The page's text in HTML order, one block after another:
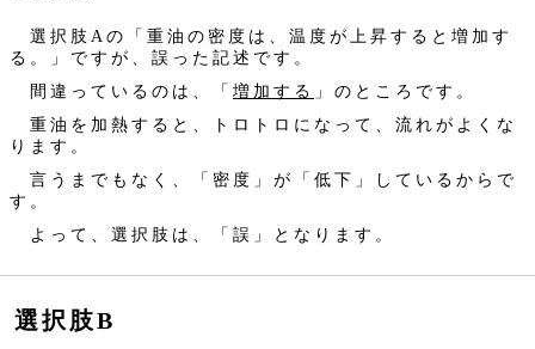
選択肢Aの「重油の密度は、温度が上昇すると増加す
る。」ですが、誤った記述です。
間違っているのは、「 増加する 」のところです。
重油を加熱すると、トロトロになって、流れがよくな
ります。
言うまでもなく、「密度」が「低下」しているからで
す。
よって、選択肢は、「誤」となります。
選択肢B